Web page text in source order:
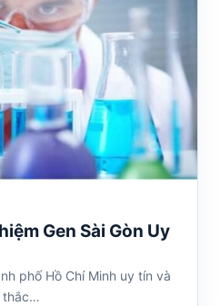
Gen Sài Gòn Uy
phố Hồ Chí Minh uy tín và
thắc…